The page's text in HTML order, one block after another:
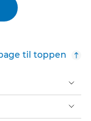
til toppen